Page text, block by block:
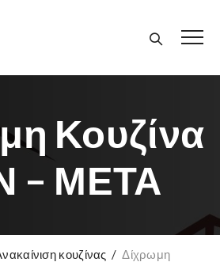
Κουζίνα
– ΜΕΤΑ
κουζίνας /Δίχρωμη